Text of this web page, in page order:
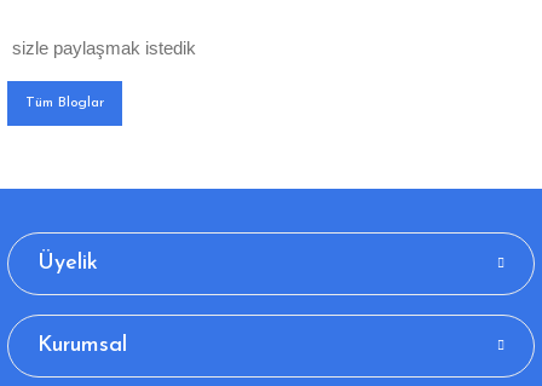
sizle paylaşmak istedik
Tüm Bloglar
Üyelik
Kurumsal